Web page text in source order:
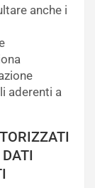
anche i
aderenti a